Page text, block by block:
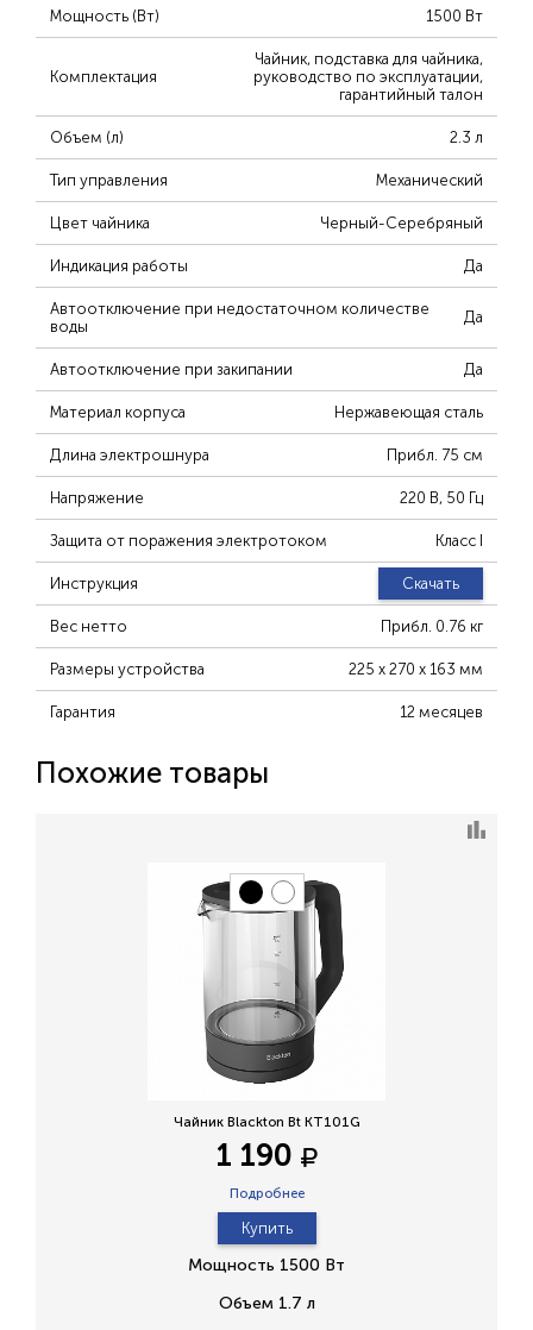
Мощность (Вт) 1500 Вт
Комплектация
Чайник, подставка для чайника,
руководство по эксплуатации,
гарантийный талон
Объем (л) 2.3 л
Тип управления Механический
Цвет чайника Черный-Серебряный
Индикация работы Да
Автоотключение при недостаточном количестве
воды
Да
Автоотключение при закипании Да
Материал корпуса Нержавеющая сталь
Длина электрошнура Прибл. 75 см
Напряжение 220 В, 50 Гц
Защита от поражения электротоком Класс I
Инструкция Скачать
Вес нетто Прибл. 0.76 кг
Размеры устройства 225 х 270 х 163 мм
Гарантия 12 месяцев
Похожие товары
Чайник Blackton Bt KT101G
1 190
Подробнее
Купить
Мощность 1500 Вт
Объем 1.7 л